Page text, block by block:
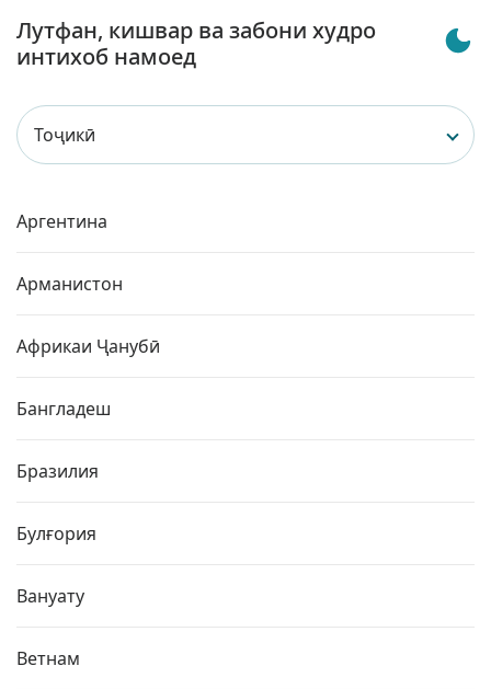
Лутфан, кишвар ва забони худро
интихоб намоед
Тоҷикӣ
Аргентина
Арманистон
Африкаи Ҷанубӣ
Бангладеш
Бразилия
Булғория
Вануату
Ветнам